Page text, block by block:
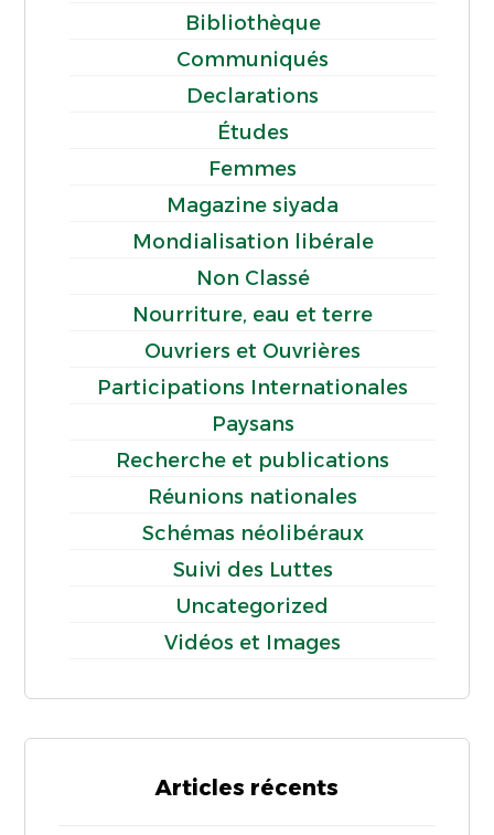
Bibliothèque
Communiqués
Declarations
Études
Femmes
Magazine siyada
Mondialisation libérale
Non Classé
Nourriture, eau et terre
Ouvriers et Ouvrières
Participations Internationales
Paysans
Recherche et publications
Réunions nationales
Schémas néolibéraux
Suivi des Luttes
Uncategorized
Vidéos et Images
Articles récents